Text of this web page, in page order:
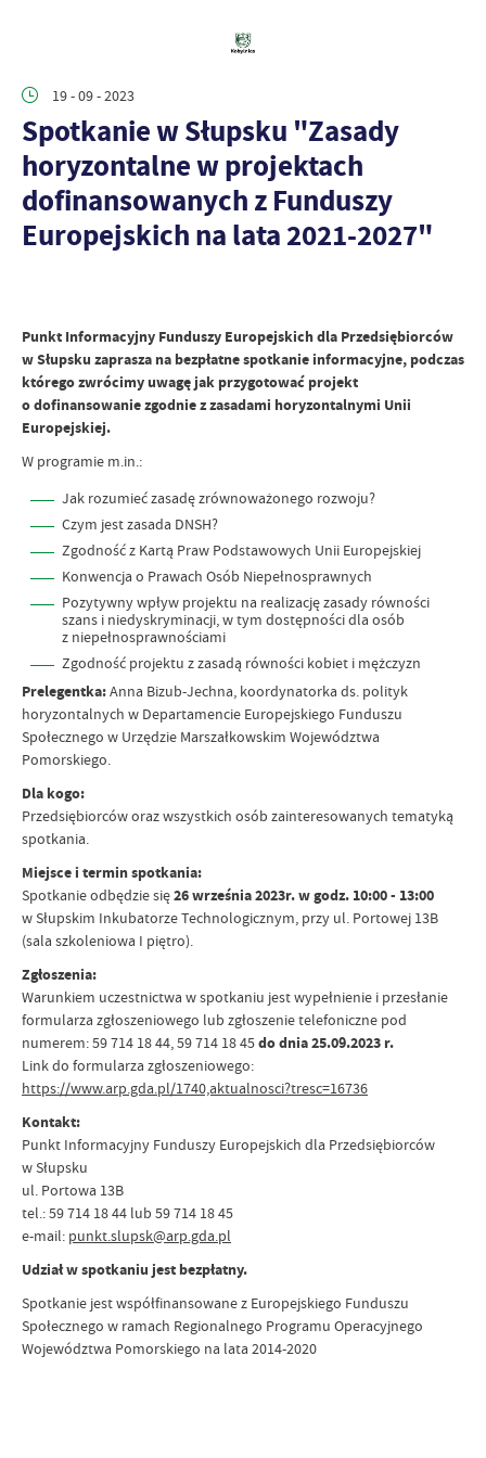
19 - 09 - 2023
Spotkanie w Słupsku "Zasady
horyzontalne w projektach
dofinansowanych z Funduszy
Europejskich na lata 2021-2027"
Punkt Informacyjny Funduszy Europejskich dla Przedsiębiorców
w Słupsku zaprasza na bezpłatne spotkanie informacyjne, podczas
którego zwrócimy uwagę jak przygotować projekt
o dofinansowanie zgodnie z zasadami horyzontalnymi Unii
Europejskiej.
W programie m.in.:
Jak rozumieć zasadę zrównoważonego rozwoju?
Czym jest zasada DNSH?
Zgodność z Kartą Praw Podstawowych Unii Europejskiej
Konwencja o Prawach Osób Niepełnosprawnych
Pozytywny wpływ projektu na realizację zasady równości
szans i niedyskryminacji, w tym dostępności dla osób
z niepełnosprawnościami
Zgodność projektu z zasadą równości kobiet i mężczyzn
Prelegentka:Anna Bizub-Jechna, koordynatorka ds. polityk
horyzontalnych w Departamencie Europejskiego Funduszu
Społecznego w Urzędzie Marszałkowskim Województwa
Pomorskiego.
Dla kogo:
Przedsiębiorców oraz wszystkich osób zainteresowanych tematyką
spotkania.
Miejsce i termin spotkania:
Spotkanie odbędzie się26 września 2023r. w godz. 10:00 - 13:00
w Słupskim Inkubatorze Technologicznym, przy ul. Portowej 13B
(sala szkoleniowa I piętro).
Zgłoszenia:
Warunkiem uczestnictwa w spotkaniu jest wypełnienie i przesłanie
formularza zgłoszeniowego lub zgłoszenie telefoniczne pod
numerem: 59 714 18 44, 59 714 18 45do dnia 25.09.2023 r.
Link do formularza zgłoszeniowego:
https://www.arp.gda.pl/1740,aktualnosci?tresc=16736
Kontakt:
Punkt Informacyjny Funduszy Europejskich dla Przedsiębiorców
w Słupsku
ul. Portowa 13B
tel.: 59 714 18 44 lub 59 714 18 45
e-mail: punkt.slupsk@arp.gda.pl
Udział w spotkaniu jest bezpłatny.
Spotkanie jest współfinansowane z Europejskiego Funduszu
Społecznego w ramach Regionalnego Programu Operacyjnego
Województwa Pomorskiego na lata 2014-2020